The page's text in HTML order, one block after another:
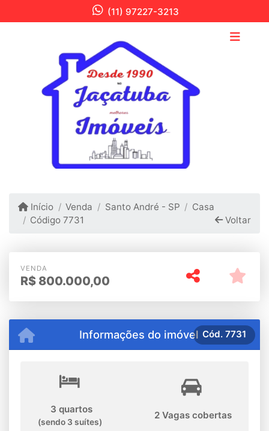
(11) 97227-3213
Início Venda Santo André - SP
Casa
Código 7731
Voltar
VENDA
R$ 800.000,00
Informações do imóvel
3 quartos
(sendo 3 suítes)
2 Vagas cobertas
Cód. 7731